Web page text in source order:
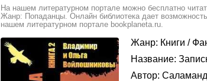
На нашем литературном портале можно бесплатно
Жанр: Попаданцы. Онлайн библиотека дает
нашем литературном портале bookplaneta.ru.
Жанр: Книги /
Название:
Автор: